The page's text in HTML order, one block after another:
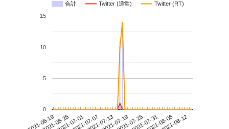
合計 Twitter (通常) Twitter (RT)
2021-06-192021-06-252021-07-012021-07-072021-07-132021-07-192021-07-252021-07-312021-08-062021-08-12
0
5
10
15